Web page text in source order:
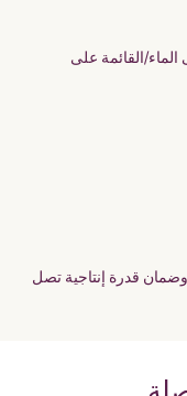
القائمة على
في الوقت المحدد بنسبة 99.8%، وضمان قدرة إنتاجية تصل